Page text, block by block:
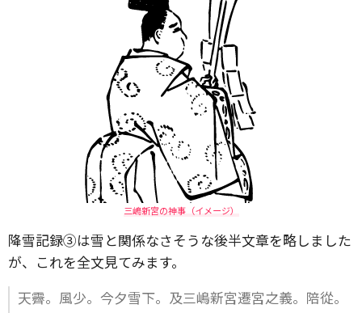
三嶋新宮の神事（イメージ）
降雪記録③は雪と関係なさそうな後半文章を略しました
が、これを全文見てみます。
天霽。風少。今夕雪下。及三嶋新宮遷宮之義。陪從。